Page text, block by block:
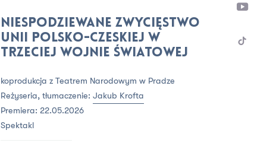
Niespodziewane zwycięstwo
Unii Polsko-Czeskiej w
Trzeciej Wojnie Światowej
koprodukcja z Teatrem Narodowym w Pradze
Reżyseria, tłumaczenie:Jakub Krofta
Premiera: 22.05.2026
Spektakl